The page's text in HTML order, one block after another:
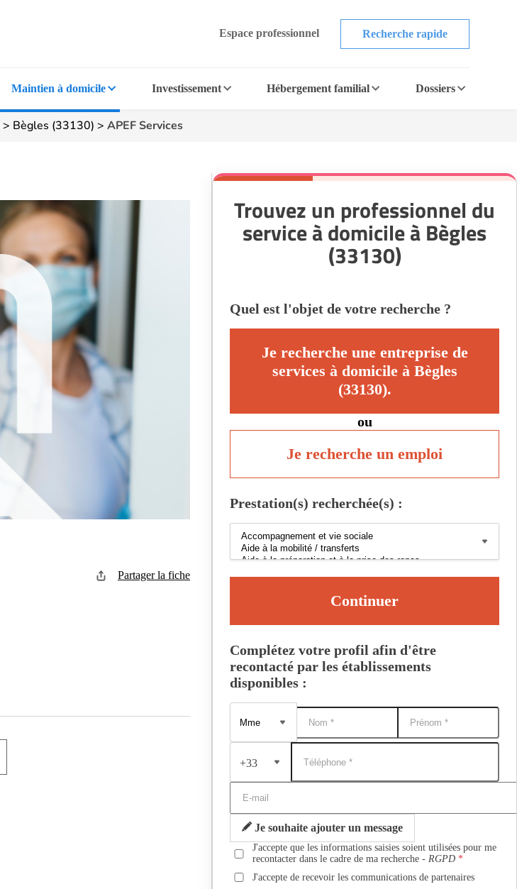
Espace professionnel Recherche rapide
Maintien à domicile Investissement Hébergement familial Dossiers
> Bègles (33130) > APEF Services
Partager la fiche
Trouvez un professionnel du
service à domicile à Bègles
(33130)
Quel est l'objet de votre recherche ?
Je recherche une entreprise de
services à domicile à Bègles
(33130).
ou
Je recherche un emploi
Prestation(s) recherchée(s) :
Continuer
Complétez votre profil afin d'être
recontacté par les établissements
disponibles :
+33
Je souhaite ajouter un message
J'accepte que les informations saisies soient utilisées pour me
recontacter dans le cadre de ma recherche -RGPD
J'accepte de recevoir les communications de partenaires